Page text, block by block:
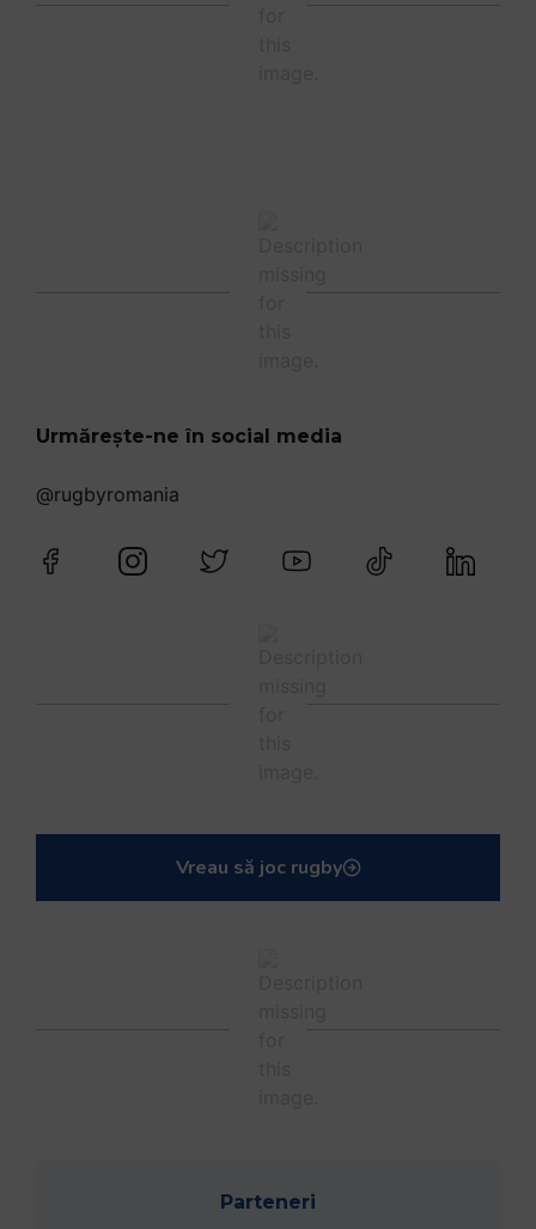
Urmărește-ne în social media
@rugbyromania
Vreau să joc rugby
Parteneri